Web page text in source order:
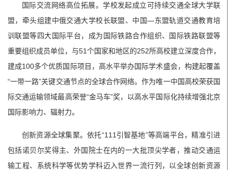
国际交流网络高位拓展。学校发起成立可持续交通全球大学联
盟，牵头组建中俄交通大学校长联盟、中国—东盟轨道交通教育培
训联盟等四大国际平台，成为国际铁路合作组织、国际铁路联盟等
重要组织成员单位，与51个国家和地区的252所高校建立深度合作，
建成100多个优质国际项目，高水平举办国际学术盛会，构建起覆盖
“一带一路”关键交通节点的全球合作网络。作为唯一中国高校荣获国
际交通运输领域最高荣誉“金马车”奖，以高水平国际化持续增强北京
国际影响力、辐射力。
创新资源全球集聚。依托“111引智基地”等高端平台，精准引进
包括诺贝尔奖得主、外国院士在内的一大批顶尖学者，推动交通运
输工程、系统科学等优势学科迈入世界一流行列，以全球创新资源